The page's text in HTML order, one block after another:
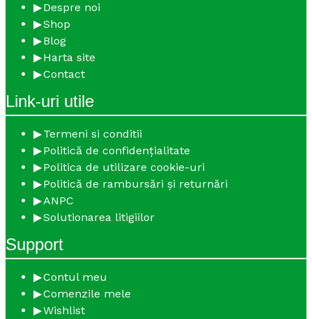
Despre noi
Shop
Blog
Harta site
Contact
Link-uri utile
Termeni si conditii
Politică de confidențialitate
Politica de utilizare cookie-uri
Politică de rambursări și returnări
ANPC
Solutionarea litigiilor
Support
Contul meu
Comenzile mele
Wishlist